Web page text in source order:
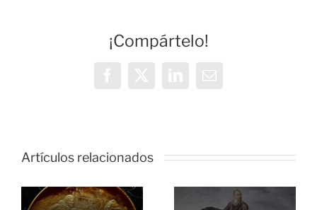
¡Compártelo!
Artículos relacionados
El Abrazo